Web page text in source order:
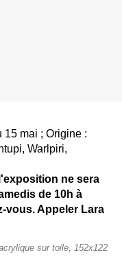
15 mai ; Origine :
Warlpiri,
ne sera
de 10h à
vous. Appeler Lara
sur toile, 152x122